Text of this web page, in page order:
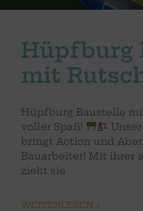
Hüpfburg
mit
Hüpfburg Baustelle
voller Spaß!
bringt Action und
Bauarbeiter! Mit ihrer
zieht sie
WEITERLESEN »